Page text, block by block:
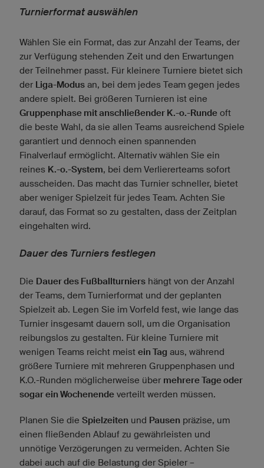
Turnierformat auswählen
Wählen Sie ein Format, das zur Anzahl der Teams, der
zur Verfügung stehenden Zeit und den Erwartungen
der Teilnehmer passt. Für kleinere Turniere bietet sich
der Liga-Modus an, bei dem jedes Team gegen jedes
andere spielt. Bei größeren Turnieren ist eine
Gruppenphase mit anschließender K.-o.-Runde oft
die beste Wahl, da sie allen Teams ausreichend Spiele
garantiert und dennoch einen spannenden
Finalverlauf ermöglicht. Alternativ wählen Sie ein
reines K.-o.-System, bei dem Verliererteams sofort
ausscheiden. Das macht das Turnier schneller, bietet
aber weniger Spielzeit für jedes Team. Achten Sie
darauf, das Format so zu gestalten, dass der Zeitplan
eingehalten wird.
Dauer des Turniers festlegen
Die Dauer des Fußballturniers hängt von der Anzahl
der Teams, dem Turnierformat und der geplanten
Spielzeit ab. Legen Sie im Vorfeld fest, wie lange das
Turnier insgesamt dauern soll, um die Organisation
reibungslos zu gestalten. Für kleine Turniere mit
wenigen Teams reicht meist ein Tag aus, während
größere Turniere mit mehreren Gruppenphasen und
K.O.-Runden möglicherweise über mehrere Tage oder
sogar ein Wochenende verteilt werden müssen.
Planen Sie die Spielzeiten und Pausen präzise, um
einen fließenden Ablauf zu gewährleisten und
unnötige Verzögerungen zu vermeiden. Achten Sie
dabei auch auf die Belastung der Spieler –